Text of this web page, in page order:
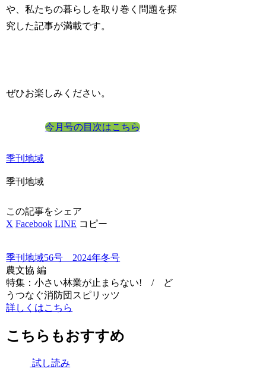
や、私たちの暮らしを取り巻く問題を探
究した記事が満載です。
ぜひお楽しみください。
今月号の目次はこちら
季刊地域
季刊地域
この記事をシェア
X Facebook LINE コピー
季刊地域56号 2024年冬号
農文協 編
特集：小さい林業が止まらない! / ど
うつなぐ消防団スピリッツ
詳しくはこちら
こちらもおすすめ
試し読み